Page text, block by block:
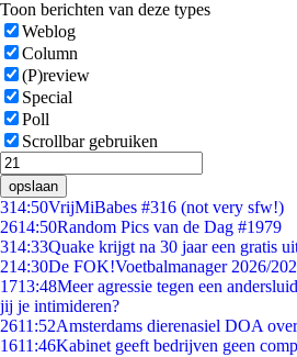
Toon berichten van deze types
Weblog
Column
(P)review
Special
Poll
Scrollbar gebruiken
opslaan
314:50VrijMiBabes #316 (not very sfw!)
2614:50Random Pics van de Dag #1979
314:33Quake krijgt na 30 jaar een gratis
214:30De FOK!Voetbalmanager 2026/
1713:48Meer agressie tegen een
jij je intimideren?
2611:52Amsterdams dierenasiel DOA
1611:46Kabinet geeft bedrijven geen